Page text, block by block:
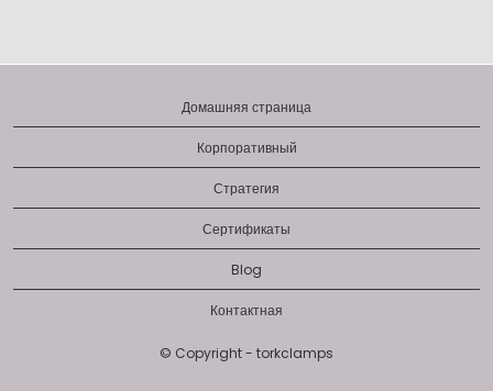
Домашняя страница
Корпоративный
Стратегия
Сертификаты
Blog
Контактная
© Copyright - torkclamps